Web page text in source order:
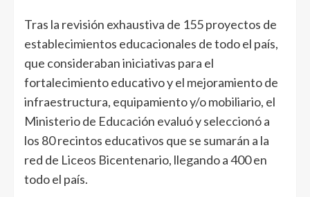
Tras la revisión exhaustiva de 155 proyectos de
establecimientos educacionales de todo el país,
que consideraban iniciativas para el
fortalecimiento educativo y el mejoramiento de
infraestructura, equipamiento y/o mobiliario, el
Ministerio de Educación evaluó y seleccionó a
los 80 recintos educativos que se sumarán a la
red de Liceos Bicentenario, llegando a 400 en
todo el país.